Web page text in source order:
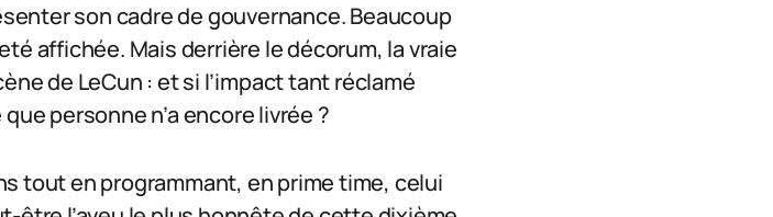
son cadre de gouvernance. Beaucoup
affichée. Mais derrière le décorum, la vraie
de LeCun : et si l’impact tant réclamé
personne n’a encore livrée ?
tout en programmant, en prime time, celui